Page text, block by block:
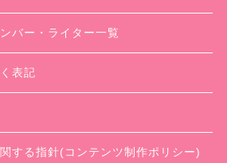
バー・ライター一覧
表記
する指針(コンテンツ制作ポリシー)